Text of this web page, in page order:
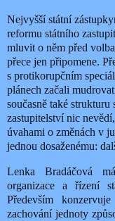
Nejvyšší státní
reformu státního
mluvit o něm před
přece jen připomene.
s protikorupčním
plánech začali
současně také strukturu
zastupitelství nic
úvahami o změnách v
jednou dosaženému:
Lenka Bradáčová
organizace a řízení
Především
zachování jednoty